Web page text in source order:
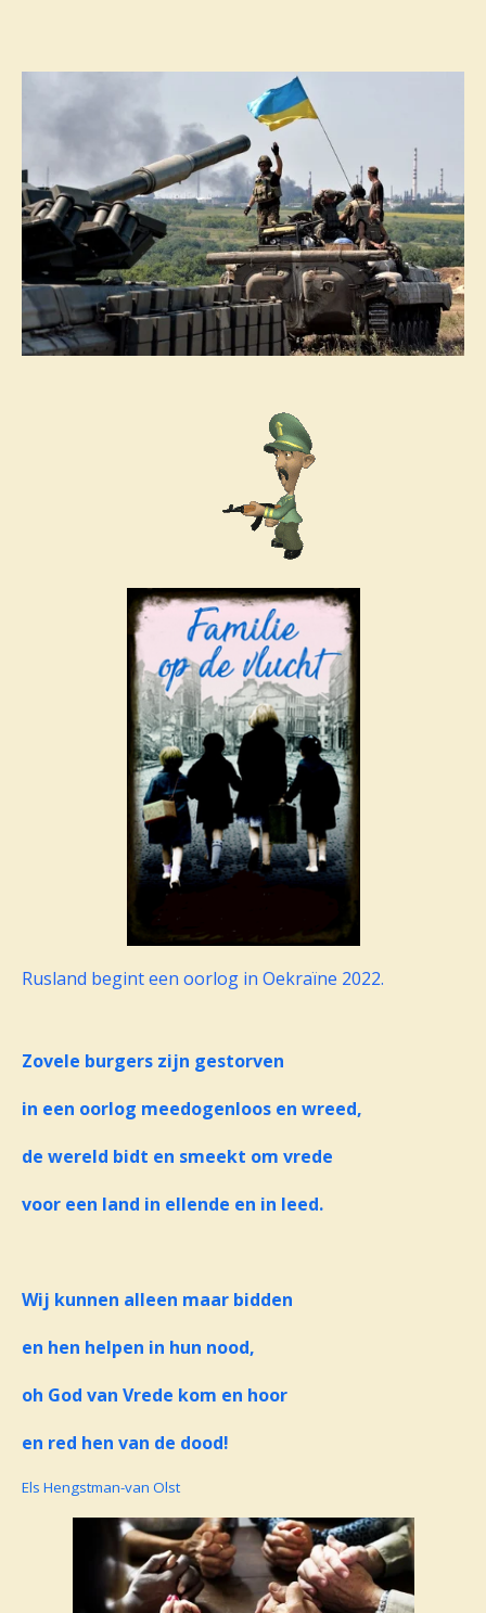
Rusland begint een oorlog in Oekraïne 2022.
Zovele burgers zijn gestorven
in een oorlog meedogenloos en wreed,
de wereld bidt en smeekt om vrede
voor een land in ellende en in leed.
Wij kunnen alleen maar bidden
en hen helpen in hun nood,
oh God van Vrede kom en hoor
en red hen van de dood!
Els Hengstman-van Olst